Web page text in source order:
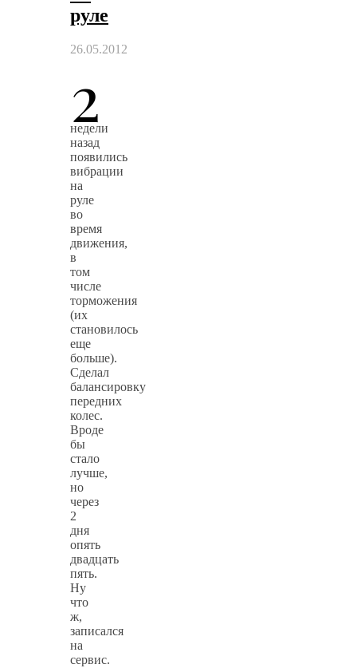
руле
26.05.2012
2
недели
назад
появились
вибрации
на
руле
во
время
движения,
в
том
числе
торможения
(их
становилось
еще
больше).
Сделал
балансировку
передних
колес.
Вроде
бы
стало
лучше,
но
через
2
дня
опять
двадцать
пять.
Ну
что
ж,
записался
на
сервис.